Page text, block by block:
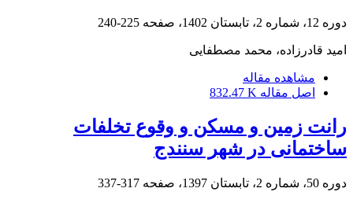
دوره 12، شماره 2، تابستان 1402، صفحه 225-240
امید قادرزاده، محمد مصطفایی
مشاهده مقاله
اصل مقاله 832.47 K
رانت زمین و مسکن و وقوع تخلفات
ساختمانی در شهر سنندج
دوره 50، شماره 2، تابستان 1397، صفحه 317-337